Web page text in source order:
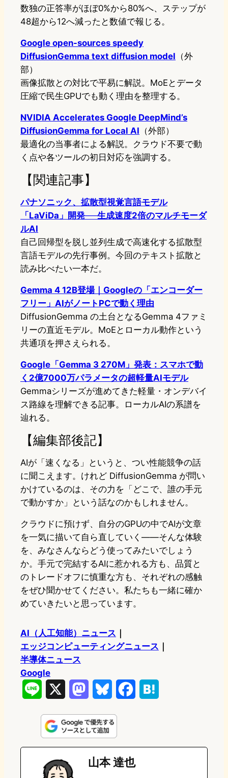
数独の正答率がほぼ0%から80%へ、ステップが
48超から12へ減ったと数値で報じる。
Google open-sources speedy
DiffusionGemma text diffusion model （外
部）
画像拡散との対比で平易に解説。MoEとデータ
圧縮で民生GPUでも動く理由を整理する。
NVIDIA Accelerates Google DeepMind’s
DiffusionGemma for Local AI （外部）
最適化の当事者による解説。クラウド不要で動
く点や各ツールの初日対応を強調する。
【関連記事】
パナソニック、拡散型視覚言語モデル
「LaViDa」開発──生成速度2倍のマルチモーダ
ルAI
自己回帰型を脱し並列生成で高速化する拡散型
言語モデルの先行事例。今回のテキスト拡散と
読み比べたい一本だ。
Gemma 4 12B登場｜Googleの「エンコーダー
フリー」AIがノートPCで動く理由
DiffusionGemma の土台となるGemma 4ファミ
リーの直近モデル。MoEとローカル動作という
共通項を押さえられる。
Google「Gemma 3 270M」発表：スマホで動
く2億7000万パラメータの超軽量AIモデル
Gemmaシリーズが進めてきた軽量・オンデバイ
ス路線を理解できる記事。ローカルAIの系譜を
辿れる。
【編集部後記】
AIが「速くなる」というと、つい性能競争の話
に聞こえます。けれど DiffusionGemma が問い
かけているのは、その力を「どこで、誰の手元
で動かすか」という話なのかもしれません。
クラウドに預けず、自分のGPUの中でAIが文章
を一気に描いて自ら直していく——そんな体験
を、みなさんならどう使ってみたいでしょう
か。手元で完結するAIに惹かれる方も、品質と
のトレードオフに慎重な方も、それぞれの感触
をぜひ聞かせてください。私たちも一緒に確か
めていきたいと思っています。
AI（人工知能）ニュース
エッジコンピューティングニュース
半導体ニュース
Google
n
e
s
t
o
u
e
s
e
b
e
山本 達也